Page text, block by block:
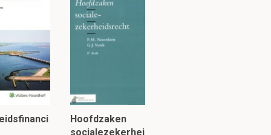
Hoofdzaken
socialezekerhei